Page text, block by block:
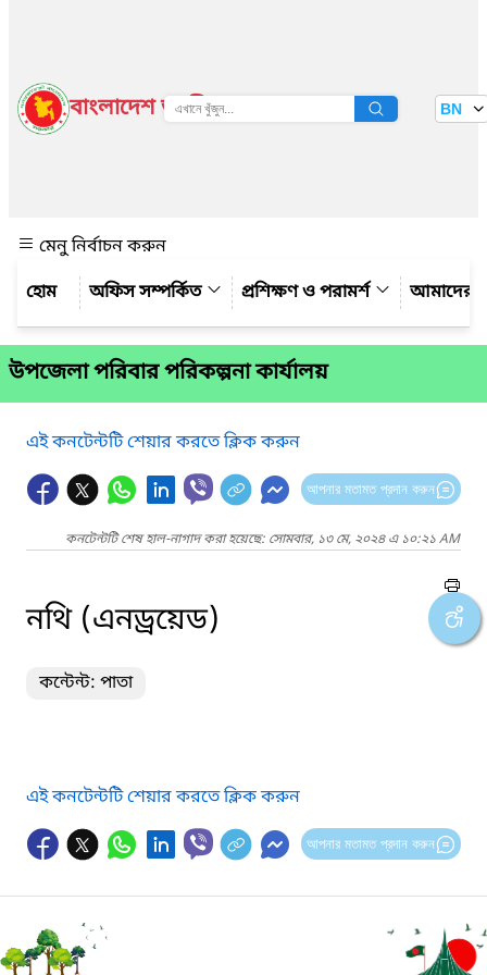
বাংলাদেশ জাতীয় তথ্য বাতায়ন BN
মেনু নির্বাচন করুন
অফিস সম্পর্কিত
প্রশিক্ষণ ও পরামর্শ আমাদের
উপজেলা পরিবার পরিকল্পনা কার্যালয়
এই কনটেন্টটি শেয়ার করতে ক্লিক করুন
আপনার মতামত প্রদান করুন
কনটেন্টটি শেষ হাল-নাগাদ করা হয়েছে: সোমবার, ১৩ মে, ২০২৪ এ ১০:২১ AM
নথি (এনড্রয়েড)
কন্টেন্ট: পাতা
এই কনটেন্টটি শেয়ার করতে ক্লিক করুন
আপনার মতামত প্রদান করুন